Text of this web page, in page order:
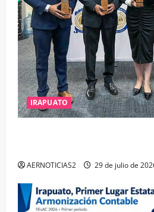
IRAPUATO
AERNOTICIAS2 29 de julio de